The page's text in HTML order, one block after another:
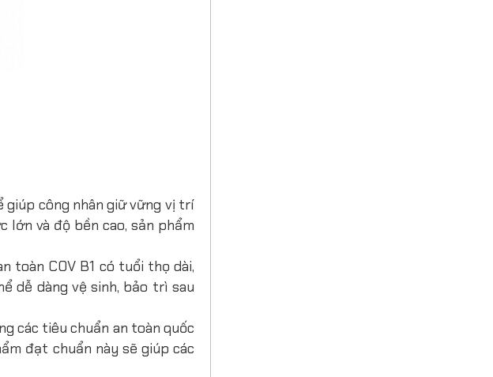
giúp công nhân giữ vững vị trí
lớn và độ bền cao, sản phẩm
toàn COV B1 có tuổi thọ dài,
dễ dàng vệ sinh, bảo trì sau
các tiêu chuẩn an toàn quốc
đạt chuẩn này sẽ giúp các